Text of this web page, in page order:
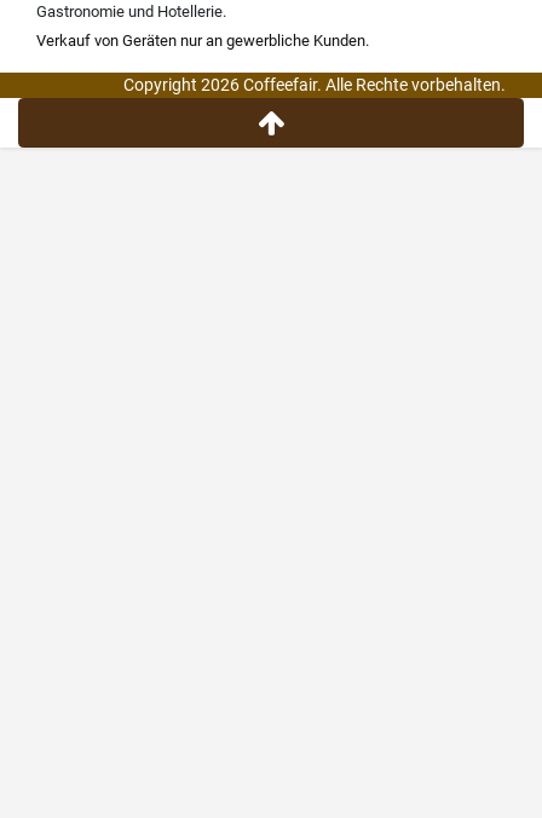
Gastronomie und Hotellerie.
Verkauf von Geräten nur an gewerbliche Kunden.
Copyright 2026 Coffeefair. Alle Rechte vorbehalten.